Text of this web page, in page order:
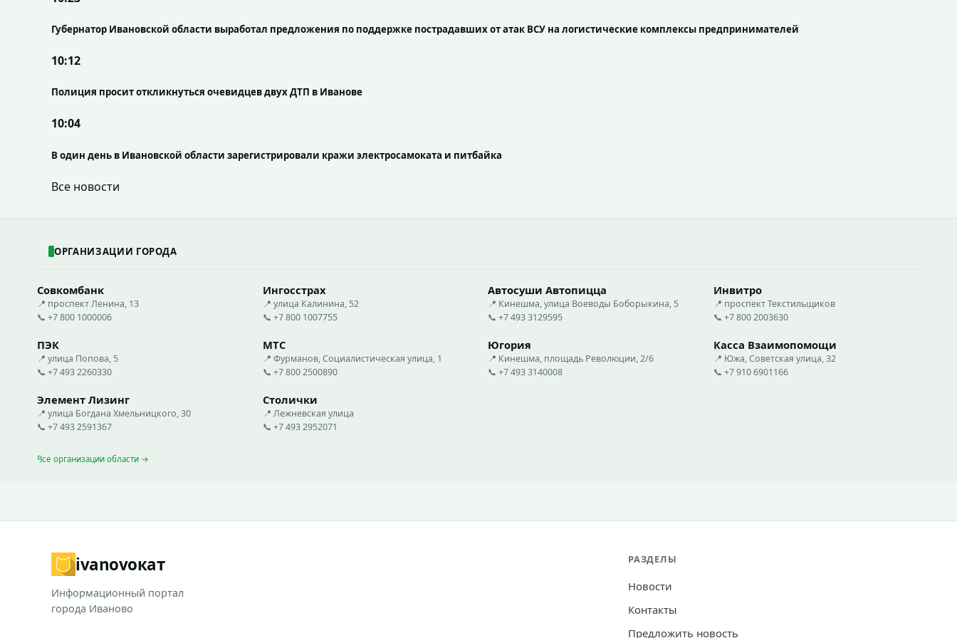
Губернатор Ивановской области выработал предложения по поддержке пострадавших от атак ВСУ на логистические комплексы предпринимателей
10:12
Полиция просит откликнуться очевидцев двух ДТП в Иванове
10:04
В один день в Ивановской области зарегистрировали кражи электросамоката и питбайка
Все новости
ОРГАНИЗАЦИИ ГОРОДА
Совкомбанк
📍 проспект Ленина, 13
📞 +7 800 1000006
Ингосстрах
📍 улица Калинина, 52
📞 +7 800 1007755
Автосуши Автопицца
📍 Кинешма, улица Воеводы Боборыкина, 5
📞 +7 493 3129595
Инвитро
📍 проспект Текстильщиков
📞 +7 800 2003630
ПЭК
📍 улица Попова, 5
📞 +7 493 2260330
МТС
📍 Фурманов, Социалистическая улица, 1
📞 +7 800 2500890
Югория
📍 Кинешма, площадь Революции, 2/6
📞 +7 493 3140008
Касса Взаимопомощи
📍 Южа, Советская улица, 32
📞 +7 910 6901166
Элемент Лизинг
📍 улица Богдана Хмельницкого, 30
📞 +7 493 2591367
Столички
📍 Лежневская улица
📞 +7 493 2952071
Все организации области →
ivanovoкат
Информационный портал
города Иваново
РАЗДЕЛЫ
Новости
Контакты
Предложить новость